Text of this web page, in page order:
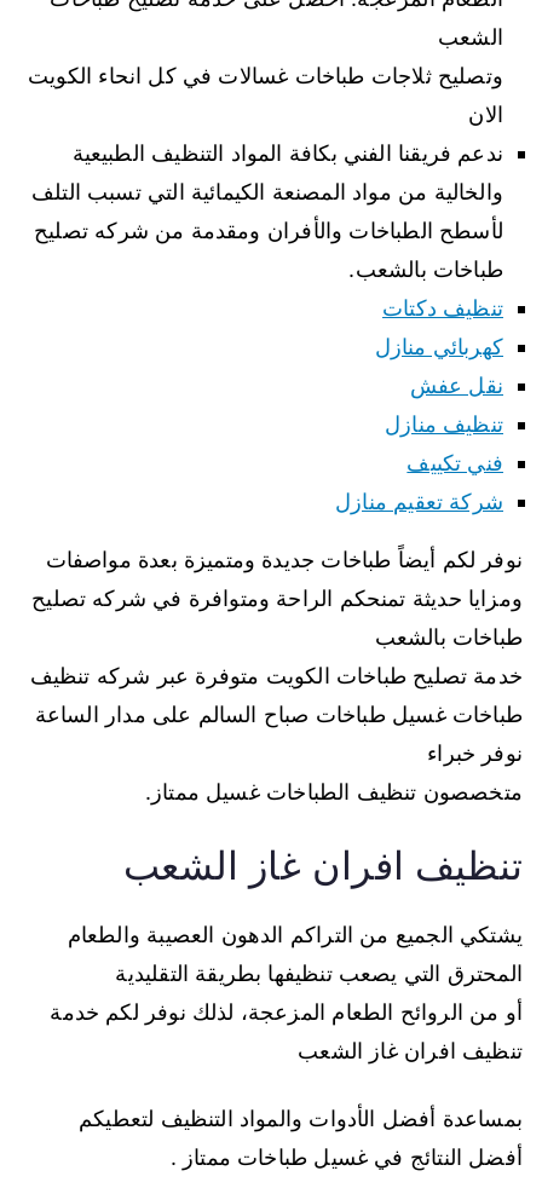
الشعب
وتصليح ثلاجات طباخات غسالات في كل انحاء الكويت
الان
ندعم فريقنا الفني بكافة المواد التنظيف الطبيعية
والخالية من مواد المصنعة الكيمائية التي تسبب التلف
لأسطح الطباخات والأفران ومقدمة من شركه تصليح
طباخات بالشعب.
تنظيف دكتات
كهربائي منازل
نقل عفش
تنظيف منازل
فني تكييف
شركة تعقيم منازل
نوفر لكم أيضاً طباخات جديدة ومتميزة بعدة مواصفات
ومزايا حديثة تمنحكم الراحة ومتوافرة في شركه تصليح
طباخات بالشعب
خدمة تصليح طباخات الكويت متوفرة عبر شركه تنظيف
طباخات غسيل طباخات صباح السالم على مدار الساعة
نوفر خبراء
متخصصون تنظيف الطباخات غسيل ممتاز.
تنظيف افران غاز الشعب
يشتكي الجميع من التراكم الدهون العصيبة والطعام
المحترق التي يصعب تنظيفها بطريقة التقليدية
أو من الروائح الطعام المزعجة، لذلك نوفر لكم خدمة
تنظيف افران غاز الشعب
بمساعدة أفضل الأدوات والمواد التنظيف لتعطيكم
أفضل النتائج في غسيل طباخات ممتاز .